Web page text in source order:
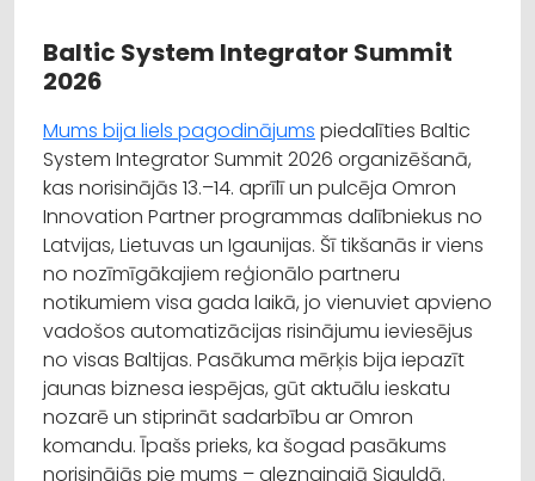
Baltic System Integrator Summit
2026
Mums bija liels pagodinājums piedalīties Baltic
System Integrator Summit 2026 organizēšanā,
kas norisinājās 13.–14. aprīlī un pulcēja Omron
Innovation Partner programmas dalībniekus no
Latvijas, Lietuvas un Igaunijas. Šī tikšanās ir viens
no nozīmīgākajiem reģionālo partneru
notikumiem visa gada laikā, jo vienuviet apvieno
vadošos automatizācijas risinājumu ieviesējus
no visas Baltijas. Pasākuma mērķis bija iepazīt
jaunas biznesa iespējas, gūt aktuālu ieskatu
nozarē un stiprināt sadarbību ar Omron
komandu. Īpašs prieks, ka šogad pasākums
norisinājās pie mums – gleznainajā Siguldā.